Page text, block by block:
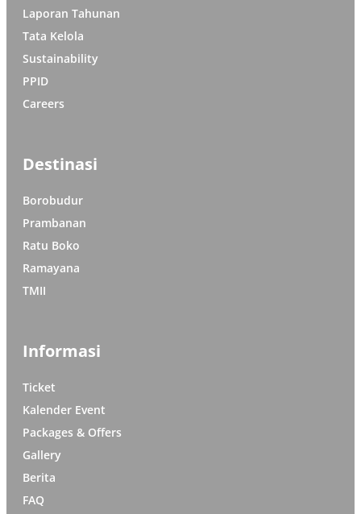
Laporan Tahunan
Tata Kelola
Sustainability
PPID
Careers
Destinasi
Borobudur
Prambanan
Ratu Boko
Ramayana
TMII
Informasi
Ticket
Kalender Event
Packages & Offers
Gallery
Berita
FAQ